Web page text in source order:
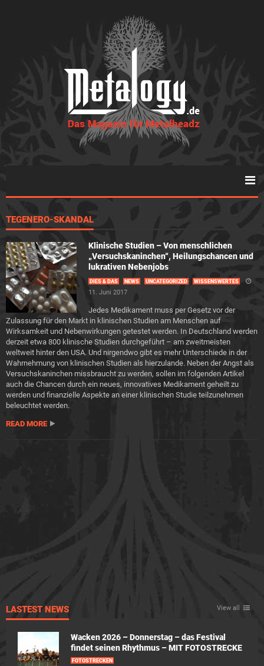
TEGENERO-SKANDAL
Klinische Studien – Von menschlichen
„Versuchskaninchen“, Heilungschancen und
lukrativen Nebenjobs
DIES & DAS NEWS UNCATEGORIZED WISSENSWERTES
11. Juni 2017
Jedes Medikament muss per Gesetz vor der
Zulassung für den Markt in klinischen Studien am Menschen auf
Wirksamkeit und Nebenwirkungen getestet werden. In Deutschland werden
derzeit etwa 800 klinische Studien durchgeführt – am zweitmeisten
weltweit hinter den USA. Und nirgendwo gibt es mehr Unterschiede in der
Wahrnehmung von klinischen Studien als hierzulande. Neben der Angst als
Versuchskaninchen missbraucht zu werden, sollen im folgenden Artikel
auch die Chancen durch ein neues, innovatives Medikament geheilt zu
werden und finanzielle Aspekte an einer klinischen Studie teilzunehmen
beleuchtet werden.
READ MORE
LASTEST NEWS View all
Wacken 2026 – Donnerstag – das Festival
findet seinen Rhythmus – MIT FOTOSTRECKE
FOTOSTRECKEN